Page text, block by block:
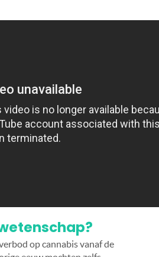
op cannabis vanaf de